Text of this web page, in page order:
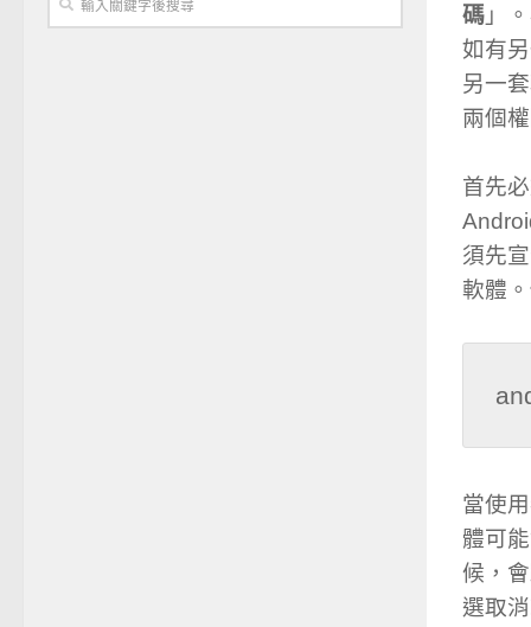
碼 」
如有
另一
兩個
首先
須先
軟體
當使
體可
候，
選取